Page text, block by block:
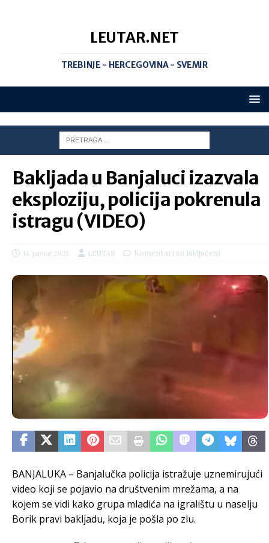
LEUTAR.NET
TREBINJE - HERCEGOVINA - SVEMIR
Bakljada u Banjaluci izazvala
eksploziju, policija pokrenula
istragu (VIDEO)
14. januar 2025. LEUTAR Komentari su isključeni
BANJALUKA – Banjalučka policija istražuje uznemirujući
video koji se pojavio na društvenim mrežama, a na
kojem se vidi kako grupa mladića na igralištu u naselju
Borik pravi bakljadu, koja je pošla po zlu.